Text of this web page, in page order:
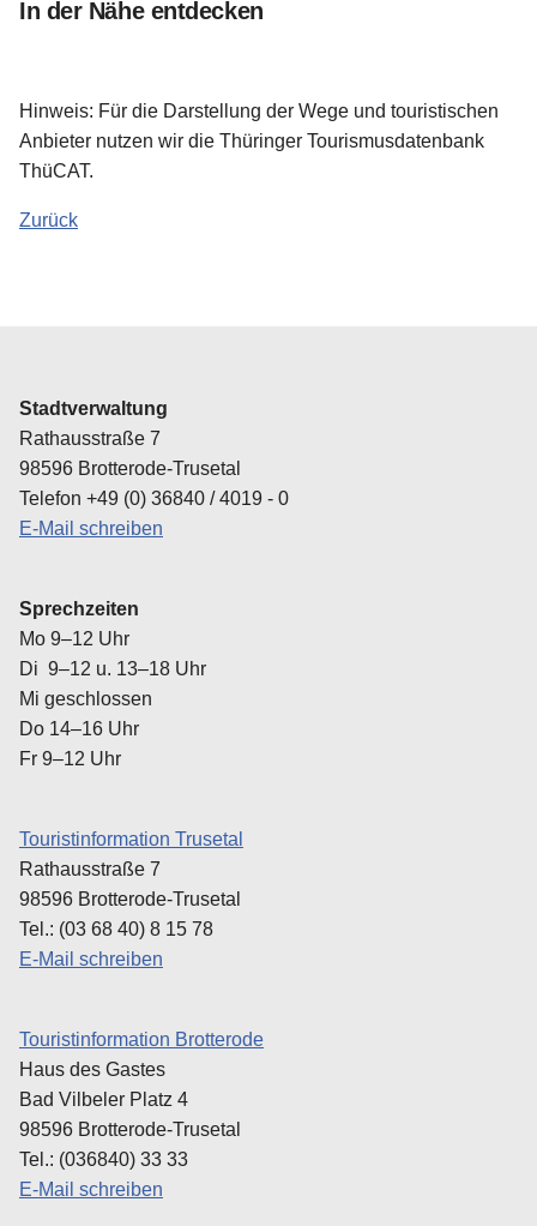
In der Nähe entdecken
Hinweis: Für die Darstellung der Wege und touristischen
Anbieter nutzen wir die Thüringer Tourismusdatenbank
ThüCAT.
Zurück
Stadtverwaltung
Rathausstraße 7
98596 Brotterode-Trusetal
Telefon +49 (0) 36840 / 4019 - 0
E-Mail schreiben
Sprechzeiten
Mo 9–12 Uhr
Di 9–12 u. 13–18 Uhr
Mi geschlossen
Do 14–16 Uhr
Fr 9–12 Uhr
Touristinformation Trusetal
Rathausstraße 7
98596 Brotterode-Trusetal
Tel.: (03 68 40) 8 15 78
E-Mail schreiben
Touristinformation Brotterode
Haus des Gastes
Bad Vilbeler Platz 4
98596 Brotterode-Trusetal
Tel.: (036840) 33 33
E-Mail schreiben